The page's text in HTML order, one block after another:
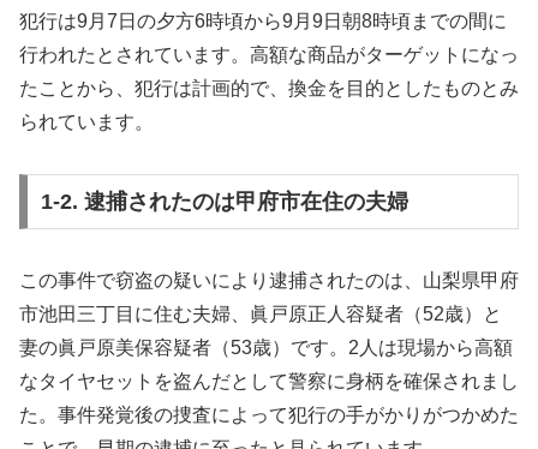
犯行は9月7日の夕方6時頃から9月9日朝8時頃までの間に
行われたとされています。高額な商品がターゲットになっ
たことから、犯行は計画的で、換金を目的としたものとみ
られています。
1-2. 逮捕されたのは甲府市在住の夫婦
この事件で窃盗の疑いにより逮捕されたのは、山梨県甲府
市池田三丁目に住む夫婦、眞戸原正人容疑者（52歳）と
妻の眞戸原美保容疑者（53歳）です。2人は現場から高額
なタイヤセットを盗んだとして警察に身柄を確保されまし
た。事件発覚後の捜査によって犯行の手がかりがつかめた